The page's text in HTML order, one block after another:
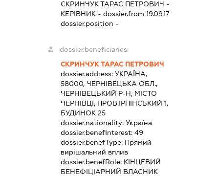
СКРИНЧУК ТАРАС ПЕТРОВИЧ -
КЕРІВНИК - dossier.from 19.09.17
dossier.position -
dossier.beneficiaries:
СКРИНЧУК ТАРАС ПЕТРОВИЧ
dossier.address: УКРАЇНА,
58000, ЧЕРНІВЕЦЬКА ОБЛ.,
ЧЕРНІВЕЦЬКИЙ Р-Н, МІСТО
ЧЕРНІВЦІ, ПРОВ.ІРПІНСЬКИЙ 1,
БУДИНОК 25
dossier.nationality: Україна
dossier.benefInterest: 49
dossier.benefType: Прямий
вирішальний вплив
dossier.benefRole: КІНЦЕВИЙ
БЕНЕФІЦІАРНИЙ ВЛАСНИК